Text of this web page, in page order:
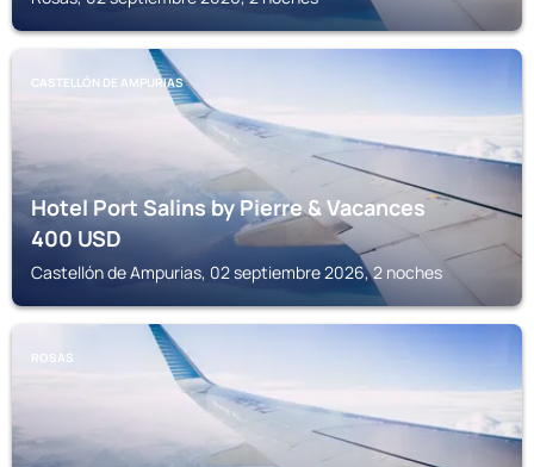
CASTELLÓN DE AMPURIAS
Hotel Port Salins by Pierre & Vacances
400USD
Castellón de Ampurias, 02 septiembre 2026, 2 noches
ROSAS